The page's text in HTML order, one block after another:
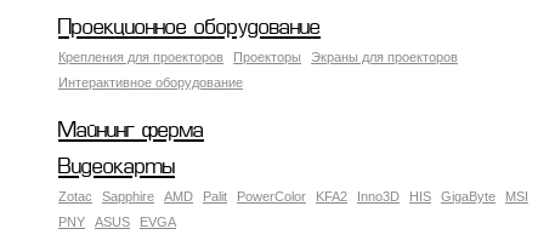
Проекционное оборудование
Крепления для проекторов Проекторы
Экраны для проекторов
Интерактивное оборудование
Майнинг ферма
Видеокарты
Zotac Sapphire AMD Palit PowerColor KFA2 Inno3D HIS GigaByte
MSI
PNY
ASUS EVGA